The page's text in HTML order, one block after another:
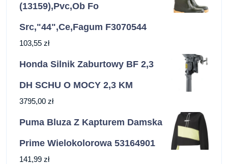
(13159),Pvc,Ob Fo
Src,"44",Ce,Fagum F3070544
103,55 zł
Honda Silnik Zaburtowy BF 2,3
DH SCHU O MOCY 2,3 KM
3795,00 zł
Puma Bluza Z Kapturem Damska
Prime Wielokolorowa 53164901
141,99 zł